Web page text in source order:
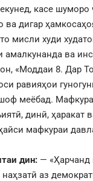
касе шуморо
дигар
мисли худи
амалкунанда ва
«Моддаи 8. Дар
равияҳои
меёбад.
динӣ, ҳаракат
мафкураи
дин: — «Ҳарчанд
аз